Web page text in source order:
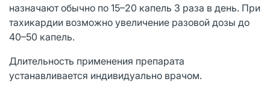
назначают обычно по 15–20 капель 3 раза в день. При
тахикардии возможно увеличение разовой дозы до
40–50 капель.
Длительность применения препарата
устанавливается индивидуально врачом.